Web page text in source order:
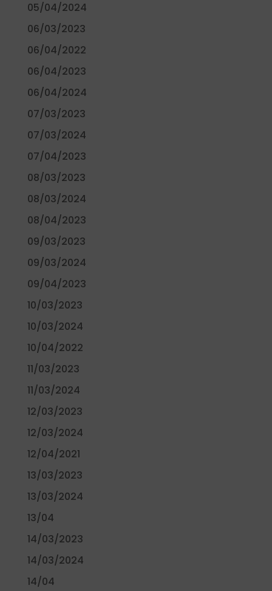
05/04/2024
06/03/2023
06/04/2022
06/04/2023
06/04/2024
07/03/2023
07/03/2024
07/04/2023
08/03/2023
08/03/2024
08/04/2023
09/03/2023
09/03/2024
09/04/2023
10/03/2023
10/03/2024
10/04/2022
11/03/2023
11/03/2024
12/03/2023
12/03/2024
12/04/2021
13/03/2023
13/03/2024
13/04
14/03/2023
14/03/2024
14/04